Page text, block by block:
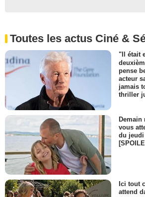
Toutes les actus Ciné &
"Il était
pense
acteur
jamais
thriller
Demain
vous
du jeudi
Ici tout
attend